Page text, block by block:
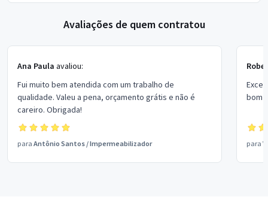
Avaliações de quem contratou
Ana Paula avaliou:
Fui muito bem atendida com um trabalho de
qualidade. Valeu a pena, orçamento grátis e não é
careiro. Obrigada!
para Antônio Santos /Impermeabilizador
bom
para